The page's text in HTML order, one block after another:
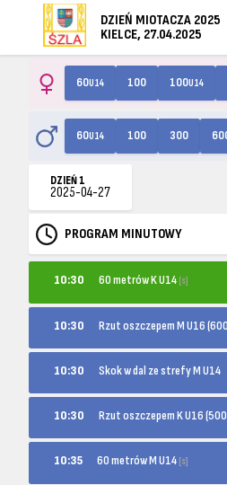
DZIEŃ MIOTACZA 2025
KIELCE, 27.04.2025
60U14 100 100U14
60U14 100 300
DZIEŃ 1
2025-04-27
PROGRAM MINUTOWY
10:30 60 metrów K U14 [s]
10:30 Rzut oszczepem M U16
10:30 Skok w dal ze strefy M U14
10:30 Rzut oszczepem K U16
10:35 60 metrów M U14 [s]